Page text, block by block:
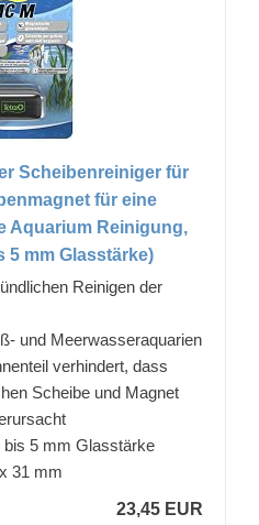
Scheibenreiniger für
für eine
Aquarium Reinigung,
5 mm Glasstärke)
Reinigen der
und Meerwasseraquarien
verhindert, dass
Scheibe und Magnet
bis 5 mm Glasstärke
31 mm
23,45 EUR